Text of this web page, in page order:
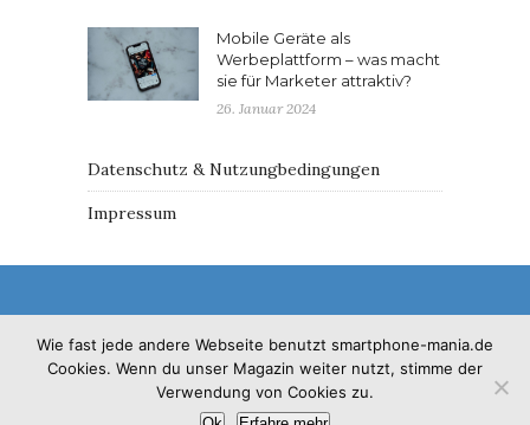
Mobile Geräte als
Werbeplattform – was macht
sie für Marketer attraktiv?
26. Januar 2024
Datenschutz & Nutzungbedingungen
Impressum
© 2017 - Solo Pine. All Rights Reserved. Designed &
Developed bySoloPine.com
Wie fast jede andere Webseite benutzt smartphone-mania.de
Cookies. Wenn du unser Magazin weiter nutzt, stimme der
Verwendung von Cookies zu.